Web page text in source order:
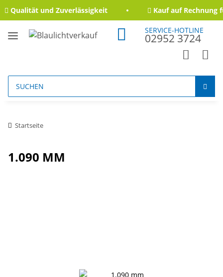
Qualität und Zuverlässigkeit Kauf auf Rechnung
SERVICE-HOTLINE
02952 3724
Startseite
1.090 MM